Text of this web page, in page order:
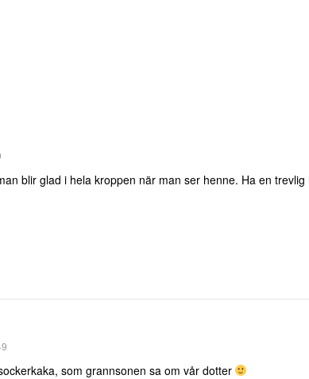
blir glad i hela kroppen när man ser henne. Ha en trevlig
som grannsonen sa om vår dotter